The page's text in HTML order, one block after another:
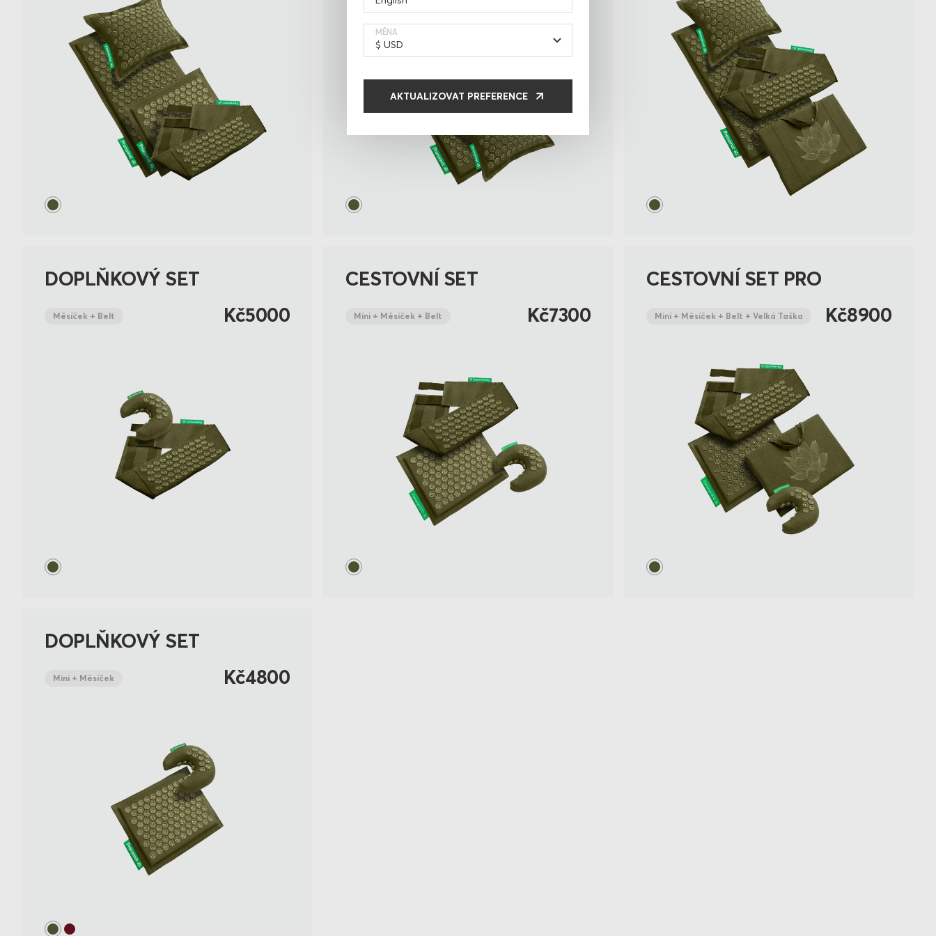
MĚNA
AKTUALIZOVAT PREFERENCE
DOPLŇKOVÝ SET
Měsíček + Belt Kč5000
CESTOVNÍ SET
Mini + Měsíček + Belt Kč7300
CESTOVNÍ SET PRO
Mini + Měsíček + Belt + Velká Taška Kč8900
DOPLŇKOVÝ SET
Mini + Měsíček Kč4800